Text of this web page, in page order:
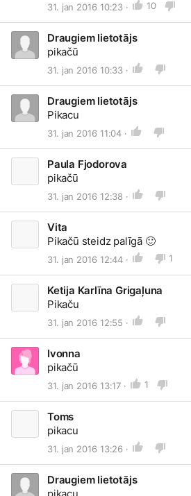
31. jan 2016 10:23 · 10
Draugiem lietotājs
pikačū
31. jan 2016 10:33 ·
Draugiem lietotājs
Pikacu
31. jan 2016 11:04 ·
Paula Fjodorova
pikačū
31. jan 2016 12:38 ·
Vita
Pikačū steidz palīgā 🙂
31. jan 2016 12:44 · 1
Ketija Karlīna Grigaļuna
Pikaču
31. jan 2016 12:55 ·
Ivonna
pikačū
31. jan 2016 13:17 · 1
Toms
pikacu
31. jan 2016 13:26 ·
Draugiem lietotājs